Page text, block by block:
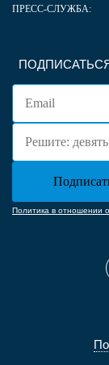
Политика в отношении
ПРЕСС-СЛУЖБА: